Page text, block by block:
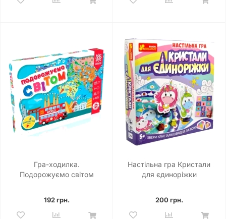
Гра-ходилка.
Подорожуємо світом
192 грн.
Настільна гра Кристали
для єдиноріжки
200 грн.